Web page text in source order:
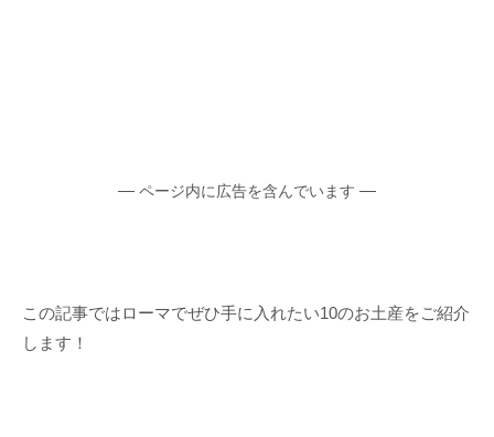
— ページ内に広告を含んでいます —
この記事ではローマでぜひ手に入れたい10のお土産をご紹介
します！